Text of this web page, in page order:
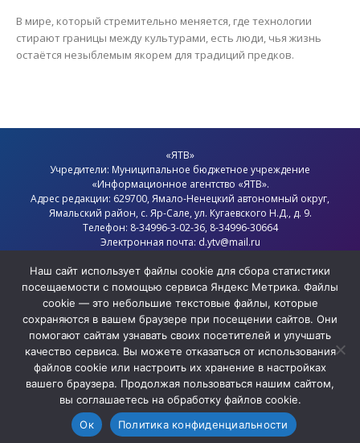
В мире, который стремительно меняется, где технологии
стирают границы между культурами, есть люди, чья жизнь
остаётся незыблемым якорем для традиций предков.
«ЯТВ»
Учредители: Муниципальное бюджетное учреждение
«Информационное агентство «ЯТВ».
Адрес редакции: 629700, Ямало-Ненецкий автономный округ,
Ямальский район, с. Яр-Сале, ул. Кугаевского Н.Д., д. 9.
Телефон: 8-34996-3-02-36, 8-34996-30664
Электронная почта: d.ytv@mail.ru
Политика конфиденциальности
Наш сайт использует файлы cookie для сбора статистики
посещаемости с помощью сервиса Яндекс Метрика. Файлы
cookie — это небольшие текстовые файлы, которые
сохраняются в вашем браузере при посещении сайтов. Они
помогают сайтам узнавать своих посетителей и улучшать
качество сервиса. Вы можете отказаться от использования
файлов cookie или настроить их хранение в настройках
вашего браузера. Продолжая пользоваться нашим сайтом,
вы соглашаетесь на обработку файлов cookie.
Ок
Политика конфиденциальности